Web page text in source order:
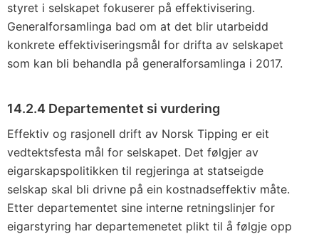
styret i selskapet fokuserer på effektivisering.
Generalforsamlinga bad om at det blir utarbeidd
konkrete effektiviseringsmål for drifta av selskapet
som kan bli behandla på generalforsamlinga i 2017.
14.2.4 Departementet si vurdering
Effektiv og rasjonell drift av Norsk Tipping er eit
vedtektsfesta mål for selskapet. Det følgjer av
eigarskapspolitikken til regjeringa at statseigde
selskap skal bli drivne på ein kostnadseffektiv måte.
Etter departementet sine interne retningslinjer for
eigarstyring har departemenetet plikt til å følgje opp